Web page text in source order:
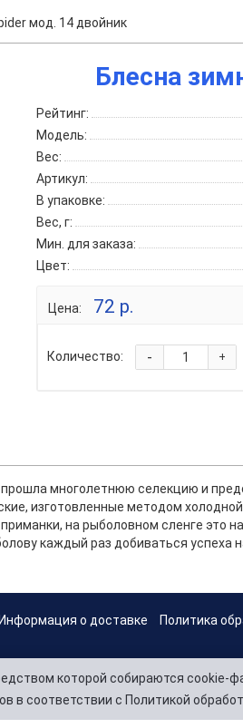
мод. 14 двойник
Блесна
Рейтинг:
Модель:
Вес:
Артикул:
В упаковке:
Вес, г:
Мин. для заказа:
Цвет:
Цена: 72 р.
Количество: +
-
многолетнюю селекцию и
изготовленные методом
на рыболовном сленге это
каждый раз добиваться успеха
Информация о доставке Политика
которой собираются cookie-
в соответствии с Политикой